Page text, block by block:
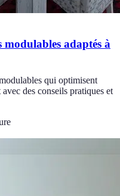
modulables adaptés à
qui optimisent
des conseils pratiques et